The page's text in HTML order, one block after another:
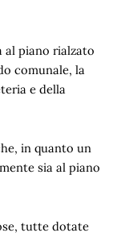
al piano rialzato
comunale, la
e della
in quanto un
sia al piano
tutte dotate